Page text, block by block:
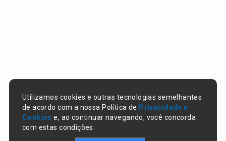
Utilizamos cookies e outras tecnologias semelhantes
de acordo com a nossa Política de Privacidade e
Cookies e, ao continuar navegando, você concorda
com estas condições.